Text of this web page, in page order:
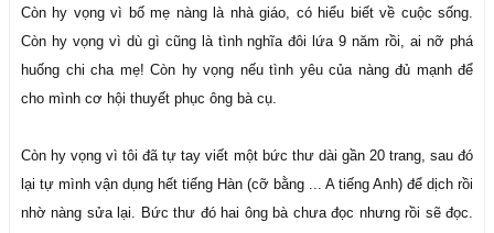
Còn hy vọng vì bố mẹ nàng là nhà giáo, có hiểu biết về cuộc sống.
Còn hy vọng vì dù gì cũng là tình nghĩa đôi lứa 9 năm rồi, ai nỡ phá
huống chi cha mẹ! Còn hy vọng nếu tình yêu của nàng đủ mạnh để
cho mình cơ hội thuyết phục ông bà cụ.
Còn hy vọng vì tôi đã tự tay viết một bức thư dài gần 20 trang, sau đó
lại tự mình vận dụng hết tiếng Hàn (cỡ bằng ... A tiếng Anh) để dịch rồi
nhờ nàng sửa lại. Bức thư đó hai ông bà chưa đọc nhưng rồi sẽ đọc.